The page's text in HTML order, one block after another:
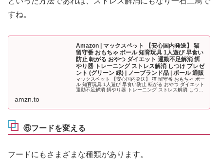
すね。
Amazon | マックスペット 【安心国内発送】 猫
留守番 おもちゃ ボール 知育玩具 1人遊び 早食い
防止 転がる おやつ ダイエット 運動不足解消 餌
やり器 トレーニング ストレス解消 しつけ プレゼ
ント (グリーン 緑) | ノーブランド品 | ボール 通販
マックスペット 【安心国内発送】 猫 留守番 おもちゃ ボー
ル 知育玩具 1人遊び 早食い防止 転がる おやつ ダイエット
運動不足解消 餌やり器 トレーニング ストレス解消 しつけ
amzn.to
⑥フードを変える
フードにもさまざまな種類があります。